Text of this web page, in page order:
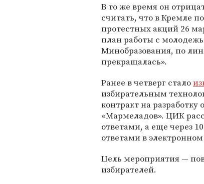
В то же время он
считать, что в Кремле
протестных акций 26
план работы с
Минобразования, по
прекращалась».
Ранее в четверг стало
избирательным
контракт на
«Мармеладов». ЦИК
ответами, а еще через
ответами в
Цель мероприятия —
избирателей.